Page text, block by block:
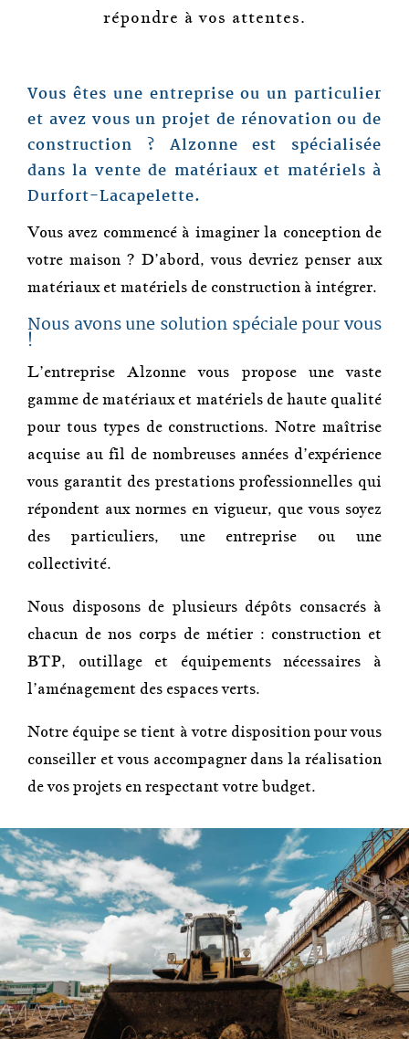
répondre à vos attentes.
Vous êtes une entreprise ou un particulier
et avez vous un projet de rénovation ou de
construction ? Alzonne est spécialisée
dans la vente de matériaux et matériels à
Durfort-Lacapelette.
Vous avez commencé à imaginer la conception de
votre maison ? D’abord, vous devriez penser aux
matériaux et matériels de construction à intégrer.
Nous avons une solution spéciale pour vous
!
L’entrepriseAlzonne vous propose une vaste
gamme de matériaux et matériels de haute qualité
pour tous types de constructions. Notre maîtrise
acquise au fil de nombreuses années d’expérience
vous garantit des prestations professionnelles qui
répondent aux normes en vigueur, que vous soyez
des particuliers, une entreprise ou une
collectivité.
Nous disposons de plusieurs dépôts consacrés à
chacun de nos corps de métier : construction et
BTP, outillage et équipements nécessaires à
l’aménagement des espaces verts.
Notre équipe se tient à votre disposition pour vous
conseiller et vous accompagner dans la réalisation
de vos projets en respectant votre budget.